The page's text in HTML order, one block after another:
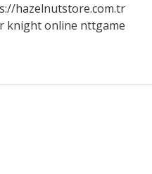
hazelnutstore.com.tr
knight online nttgame